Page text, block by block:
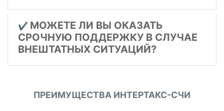
✔️ МОЖЕТЕ ЛИ ВЫ ОКАЗАТЬ
СРОЧНУЮ ПОДДЕРЖКУ В СЛУЧАЕ
ВНЕШТАТНЫХ СИТУАЦИЙ?
ПРЕИМУЩЕСТВА ИНТЕРТАКС-СЧИ